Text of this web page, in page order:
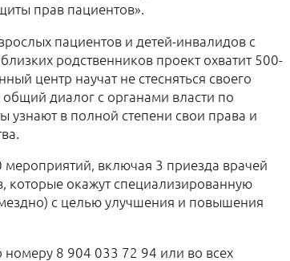
прав пациентов».
пациентов и детей-инвалидов с
родственников проект охватит 500-
центр научат не стесняться своего
диалог с органами власти по
узнают в полной степени свои права и
мероприятий, включая 3 приезда врачей
которые окажут специализированную
с целью улучшения и повышения
8 904 033 72 94 или во всех